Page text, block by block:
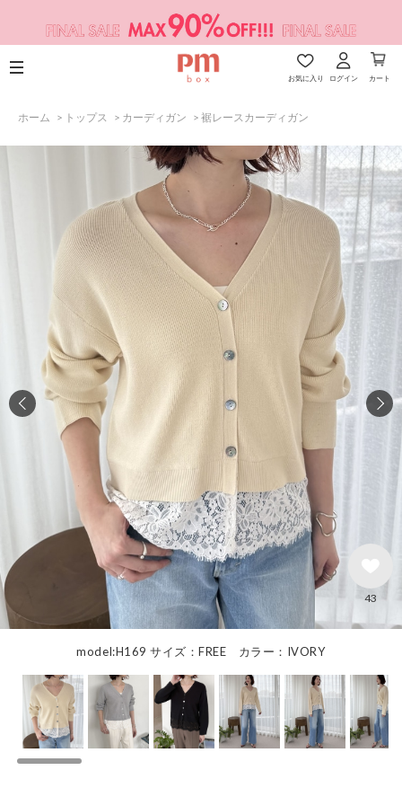
お気に入り ログイン カート
ホーム > トップス > カーディガン > 裾レースカーディガン
model:H169 サイズ：FREE カラー：IVORY
43